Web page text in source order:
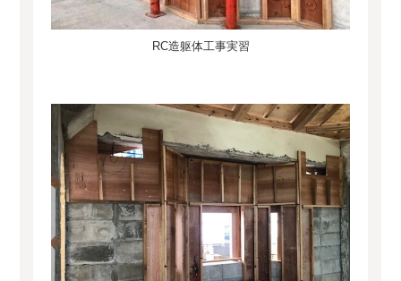
RC造躯体工事実習